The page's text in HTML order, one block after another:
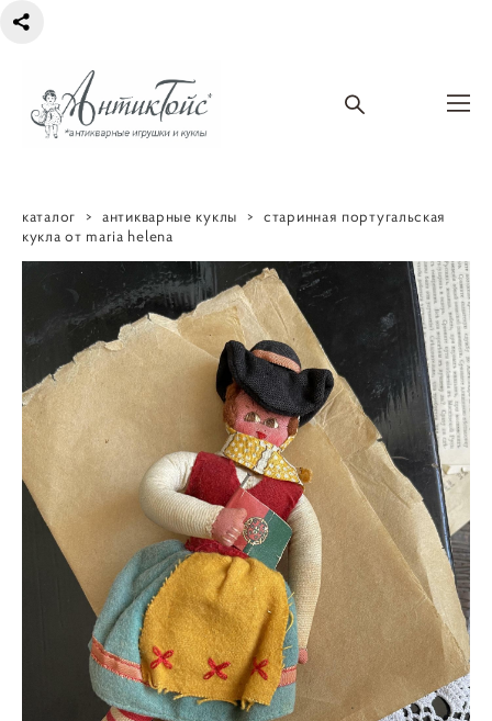
каталог > антикварные куклы > старинная португальская
кукла от maria helena